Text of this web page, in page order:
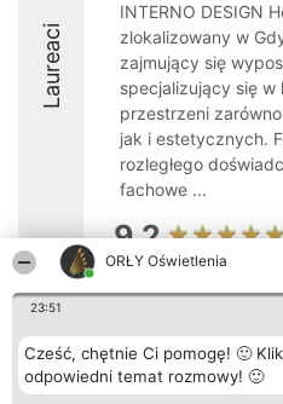
ORŁY Oświetlenia
23:51
Cześć, chętnie Ci pomogę! 🙂
odpowiedni temat rozmowy! 🙂
Laureaci
INTERNO DESIGN
zlokalizowany w
zajmujący się
specjalizujący się w
przestrzeni
jak i estetycznych.
rozległego
fachowe ...
9.2
Bright Side Solutions sp. z o.
o. sp. k.
ul. Ruska 22
Wrocław 50-079
Laureaci
Lista